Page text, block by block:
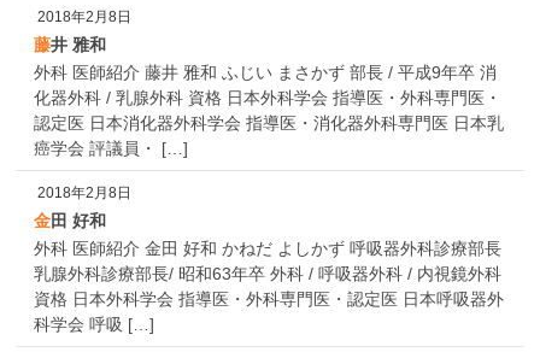
2018年2月8日
藤井 雅和
外科 医師紹介 藤井 雅和 ふじい まさかず 部長 / 平成9年卒 消
化器外科 / 乳腺外科 資格 日本外科学会 指導医・外科専門医・
認定医 日本消化器外科学会 指導医・消化器外科専門医 日本乳
癌学会 評議員・ […]
2018年2月8日
金田 好和
外科 医師紹介 金田 好和 かねだ よしかず 呼吸器外科診療部長
乳腺外科診療部長/ 昭和63年卒 外科 / 呼吸器外科 / 内視鏡外科
資格 日本外科学会 指導医・外科専門医・認定医 日本呼吸器外
科学会 呼吸 […]